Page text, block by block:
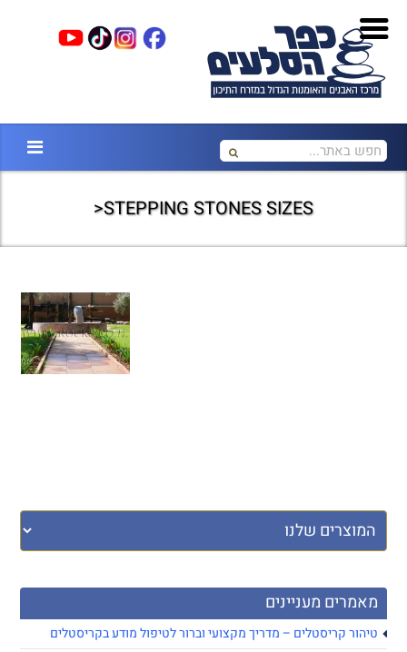
STEPPING STONES SIZES<
מאמרים מעניינים
טיהור קריסטלים – מדריך מקצועי וברור לטיפול מודע בקריסטלים